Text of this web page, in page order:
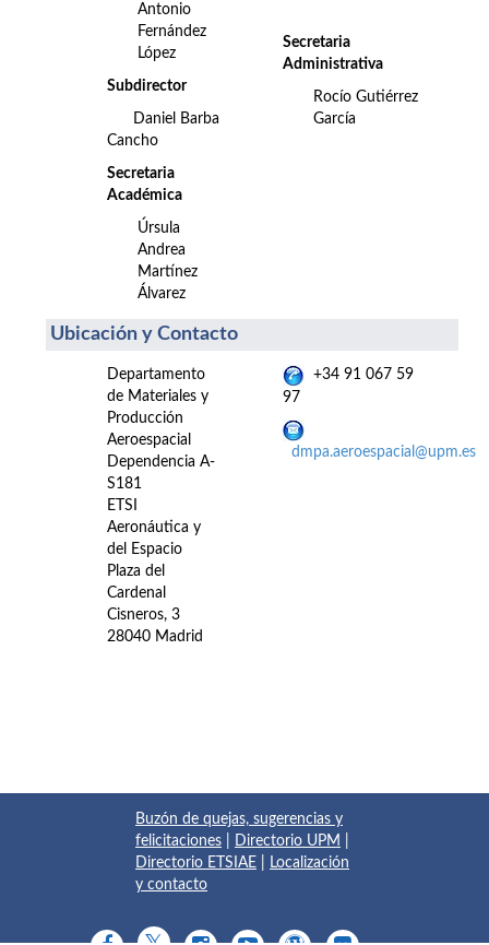
Antonio
Fernández
López
Subdirector
Daniel Barba
Cancho
Secretaria
Académica
Úrsula
Andrea
Martínez
Álvarez
Secretaria
Administrativa
Rocío Gutiérrez
García
Ubicación y Contacto
Departamento
de Materiales y
Producción
Aeroespacial
Dependencia A-
S181
ETSI
Aeronáutica y
del Espacio
Plaza del
Cardenal
Cisneros, 3
28040 Madrid
+34 91 067 59
97
dmpa.aeroespacial@upm.es
Buzón de quejas, sugerencias y
felicitaciones
Directorio UPM
Directorio ETSIAE
Localización
y contacto